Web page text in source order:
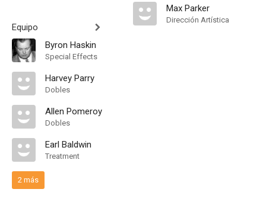
Equipo
Byron Haskin
Special Effects
Harvey Parry
Dobles
Allen Pomeroy
Dobles
Earl Baldwin
Treatment
2 más
Max Parker
Dirección Artística